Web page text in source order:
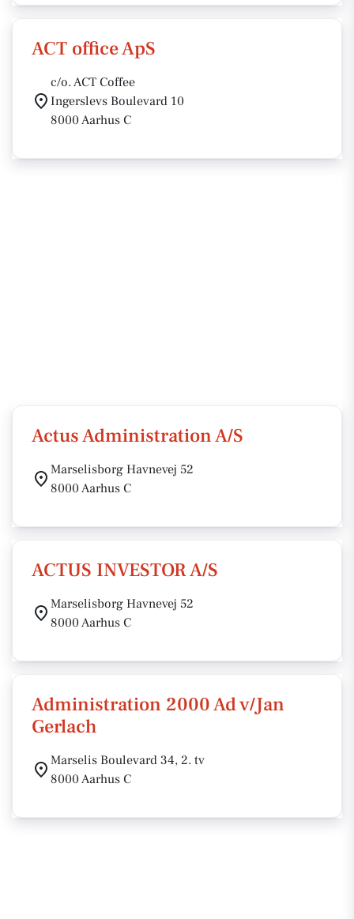
ACT office ApS
c/o. ACT Coffee
Ingerslevs Boulevard 10
8000 Aarhus C
Actus Administration A/S
Marselisborg Havnevej 52
8000 Aarhus C
ACTUS INVESTOR A/S
Marselisborg Havnevej 52
8000 Aarhus C
Administration 2000 Ad v/Jan
Gerlach
Marselis Boulevard 34, 2. tv
8000 Aarhus C